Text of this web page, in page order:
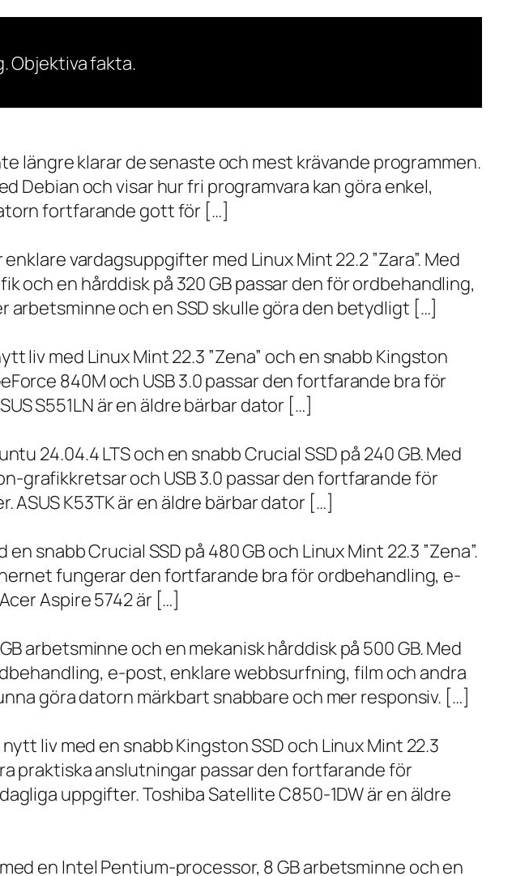
Objektiva fakta.
längre klarar de senaste och mest krävande programmen.
Debian och visar hur fri programvara kan göra enkel,
fortfarande gott för […]
vardagsuppgifter med Linux Mint 22.2 ”Zara”. Med
och en hårddisk på 320 GB passar den för ordbehandling,
och en SSD skulle göra den betydligt […]
liv med Linux Mint 22.3 ”Zena” och en snabb Kingston
840M och USB 3.0 passar den fortfarande bra för
S551LN är en äldre bärbar dator […]
24.04.4 LTS och en snabb Crucial SSD på 240 GB. Med
grafikkretsar och USB 3.0 passar den fortfarande för
K53TK är en äldre bärbar dator […]
snabb Crucial SSD på 480 GB och Linux Mint 22.3 ”Zena”.
fungerar den fortfarande bra för ordbehandling, e-
Aspire 5742 är […]
arbetsminne och en mekanisk hårddisk på 500 GB. Med
e-post, enklare webbsurfning, film och andra
göra datorn märkbart snabbare och mer responsiv. […]
liv med en snabb Kingston SSD och Linux Mint 22.3
praktiska anslutningar passar den fortfarande för
uppgifter. Toshiba Satellite C850-1DW är en äldre
en Intel Pentium-processor, 8 GB arbetsminne och en